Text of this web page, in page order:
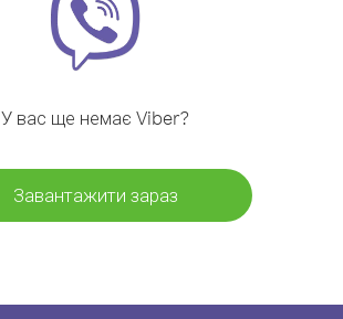
У вас ще немає Viber?
Завантажити зараз